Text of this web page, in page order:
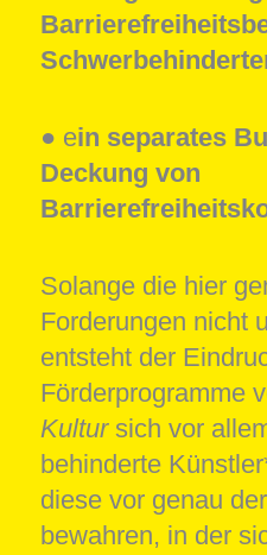
● ein separates
Deckung von
Solange die hier
Forderungen nicht
entsteht der
Förderprogramme
Kultur sich vor
behinderte
diese vor genau
bewahren, in der